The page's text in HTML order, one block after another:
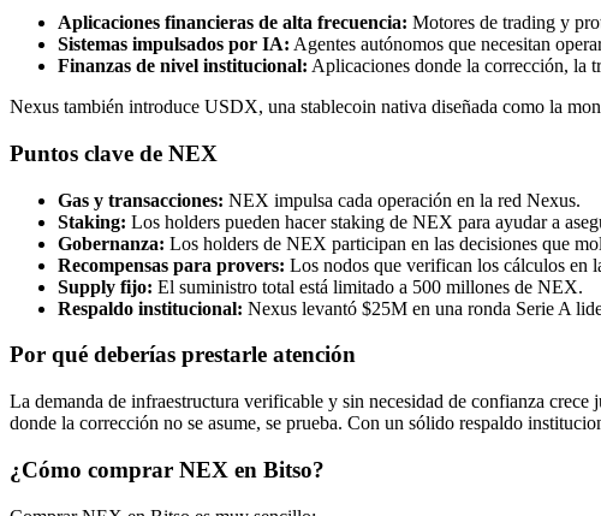
Aplicaciones financieras de alta frecuencia: Motores de trading y
Sistemas impulsados por IA: Agentes autónomos que necesitan
Finanzas de nivel institucional: Aplicaciones donde la corrección, la
Nexus también introduce USDX, una stablecoin nativa diseñada como la
Puntos clave de NEX
Gas y transacciones: NEX impulsa cada operación en la red Nexus.
Staking: Los holders pueden hacer staking de NEX para ayudar a
Gobernanza: Los holders de NEX participan en las decisiones que
Recompensas para provers: Los nodos que verifican los cálculos en
Supply fijo: El suministro total está limitado a 500 millones de NEX.
Respaldo institucional: Nexus levantó $25M en una ronda Serie A
Por qué deberías prestarle atención
La demanda de infraestructura verificable y sin necesidad de confianza
donde la corrección no se asume, se prueba. Con un sólido respaldo
¿Cómo comprar NEX en Bitso?